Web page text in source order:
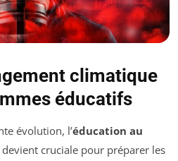
climatique
éducatifs
évolution, l’éducation au
devient cruciale pour préparer les